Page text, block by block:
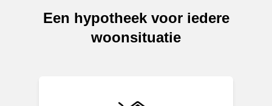
Een hypotheek voor iedere
woonsituatie